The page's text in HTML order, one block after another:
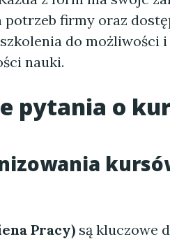
firmy oraz
do możliwości
nauki.
pytania o
Pracy) są kluczowe